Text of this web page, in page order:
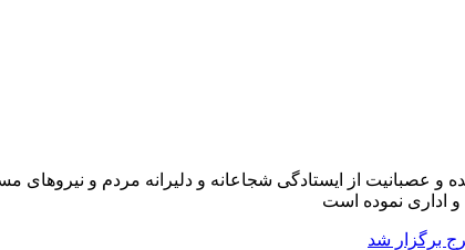
عصبانیت از ایستادگی شجاعانه و دلیرانه مردم و نیروهای
اداری نموده است